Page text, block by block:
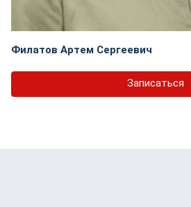
Филатов Артем Сергеевич
Записаться